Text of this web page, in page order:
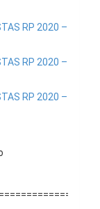
RP 2020 –
RP 2020 –
RP 2020 –